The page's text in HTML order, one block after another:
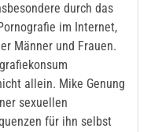
durch das
im Internet,
Männer und Frauen.
allein. Mike Genung
sexuellen
für ihn selbst